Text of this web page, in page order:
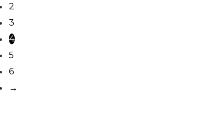
2
3
4
5
6
→